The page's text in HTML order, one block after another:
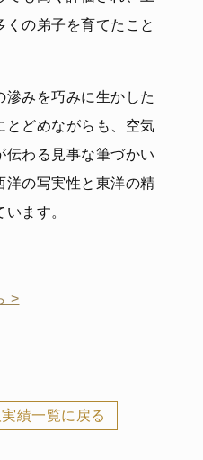
の弟子を育てたこと
みを巧みに生かした
とどめながらも、空気
伝わる見事な筆づかい
洋の写実性と東洋の精
ます。
>
績一覧に戻る